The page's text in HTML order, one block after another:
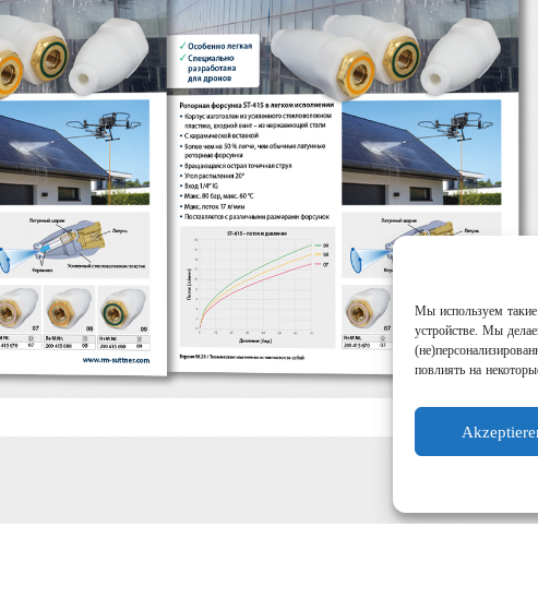
Мы используем
устройстве. Мы
повлиять на